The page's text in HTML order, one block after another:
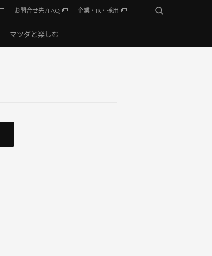
マツダと楽しむ
お問合せ先/FAQ 企業・IR・採用